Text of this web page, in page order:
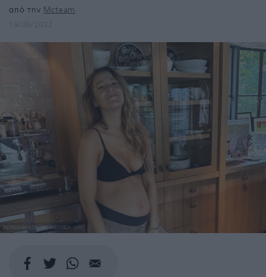
από την Mcteam
INSTAGRAM.COM/@BLAKELIVELY